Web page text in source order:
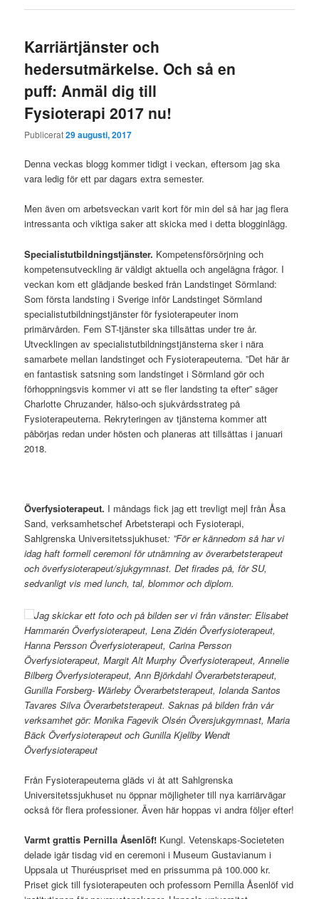
Karriärtjänster och
hedersutmärkelse. Och så en
puff: Anmäl dig till
Fysioterapi 2017 nu!
Publicerat29 augusti, 2017
Denna veckas blogg kommer tidigt i veckan, eftersom jag ska
vara ledig för ett par dagars extra semester.
Men även om arbetsveckan varit kort för min del så har jag flera
intressanta och viktiga saker att skicka med i detta blogginlägg.
Specialistutbildningstjänster. Kompetensförsörjning och
kompetensutveckling är väldigt aktuella och angelägna frågor. I
veckan kom ett glädjande besked från Landstinget Sörmland:
Som första landsting i Sverige inför Landstinget Sörmland
specialistutbildningstjänster för fysioterapeuter inom
primärvården. Fem ST-tjänster ska tillsättas under tre år.
Utvecklingen av specialistutbildningstjänsterna sker i nära
samarbete mellan landstinget och Fysioterapeuterna. ”Det här är
en fantastisk satsning som landstinget i Sörmland gör och
förhoppningsvis kommer vi att se fler landsting ta efter” säger
Charlotte Chruzander, hälso-och sjukvårdsstrateg på
Fysioterapeuterna. Rekryteringen av tjänsterna kommer att
påbörjas redan under hösten och planeras att tillsättas i januari
2018.
Överfysioterapeut. I måndags fick jag ett trevligt mejl från Åsa
Sand, verksamhetschef Arbetsterapi och Fysioterapi,
Sahlgrenska Universitetssjukhuset: ”För er kännedom så har vi
idag haft formell ceremoni för utnämning av överarbetsterapeut
och överfysioterapeut/sjukgymnast. Det firades på, för SU,
sedvanligt vis med lunch, tal, blommor och diplom.
Jag skickar ett foto och på bilden ser vi från vänster:Elisabet
Hammarén Överfysioterapeut, Lena Zidén Överfysioterapeut,
Hanna Persson Överfysioterapeut, Carina Persson
Överfysioterapeut, Margit Alt Murphy Överfysioterapeut, Annelie
Bilberg Överfysioterapeut, Ann Björkdahl Överarbetsterapeut,
Gunilla Forsberg- Wärleby Överarbetsterapeut, Iolanda Santos
Tavares Silva Överarbetsterapeut. Saknas på bilden från vår
verksamhet gör: Monika Fagevik Olsén Översjukgymnast, Maria
Bäck Överfysioterapeut och Gunilla Kjellby Wendt
Överfysioterapeut
Från Fysioterapeuterna gläds vi åt att Sahlgrenska
Universitetssjukhuset nu öppnar möjligheter till nya karriärvägar
också för flera professioner. Även här hoppas vi andra följer efter!
Varmt grattis Pernilla Åsenlöf! Kungl. Vetenskaps-Societeten
delade igår tisdag vid en ceremoni i Museum Gustavianum i
Uppsala ut Thuréuspriset med en prissumma på 100.000 kr.
Priset gick till fysioterapeuten och professorn Pernilla Åsenlöf vid